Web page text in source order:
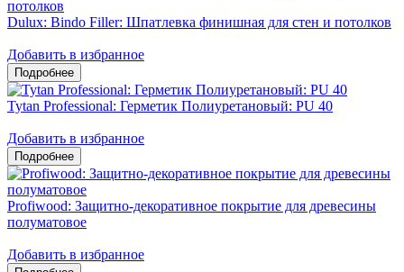
Dulux: Bindo Filler: Шпатлевка финишная для стен и потолков
Добавить в избранное
Tytan Professional: Герметик Полиуретановый: PU 40
Добавить в избранное
Profiwood: Защитно-декоративное покрытие для древесины
полуматовое
Добавить в избранное